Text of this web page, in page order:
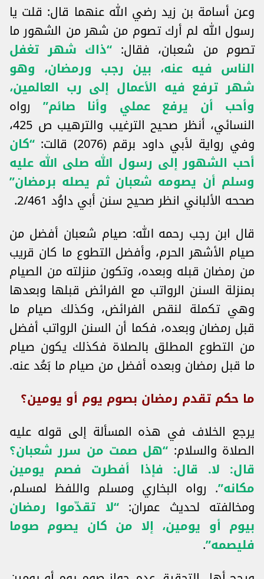
وعن أسامة بن زيد رضي الله عنهما قال: قلت يا
رسول الله لم أرك تصوم من شهر من الشهور ما
تصوم من شعبان، فقال: “ذاك شهر تغفل
الناس فيه عنه، بين رجب ورمضان، وهو
شهر ترفع فيه الأعمال إلى رب العالمين،
وأحب أن يرفع عملي وأنا صائم” رواه
النسائي، أنظر صحيح الترغيب والترهيب ص 425،
وفي رواية لأبي داود برقم (2076) قالت:
“كان
أحب الشهور إلى رسول الله صلى الله عليه
وسلم أن يصومه شعبان ثم يصله برمضان”
صححه الألباني انظر صحيح سنن أبي داوُد 2/461.
قال ابن رجب رحمه الله: صيام شعبان أفضل من
صيام الأشهر الحرم، وأفضل التطوع ما كان قريب
من رمضان قبله وبعده، وتكون منزلته من الصيام
بمنزلة السنن الرواتب مع الفرائض قبلها وبعدها
وهي تكملة لنقص الفرائض، وكذلك صيام ما
قبل رمضان وبعده، فكما أن السنن الرواتب أفضل
من التطوع المطلق بالصلاة فكذلك يكون صيام
ما قبل رمضان وبعده أفضل من صيام ما بَعُد عنه.
ما حكم تقدم رمضان بصوم يوم أو يومين؟
يرجع الخلاف في هذه المسألة إلى قوله عليه
الصلاة والسلام: “هل صمت من سرر شعبان؟
قال: لا. قال: فإذا أفطرت فصم يومين
مكانه”. رواه البخاري ومسلم واللفظ لمسلم،
ومخالفته لحديث عمران:“لا تقدّموا رمضان
بيوم أو يومين، إلا من كان يصوم صوما
فليصمه”.